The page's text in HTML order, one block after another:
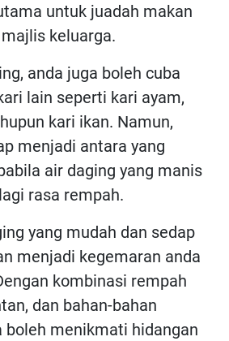
untuk juadah makan
keluarga.
anda juga boleh cuba
lain seperti kari ayam,
kari ikan. Namun,
menjadi antara yang
air daging yang manis
rasa rempah.
yang mudah dan sedap
menjadi kegemaran anda
kombinasi rempah
dan bahan-bahan
boleh menikmati hidangan